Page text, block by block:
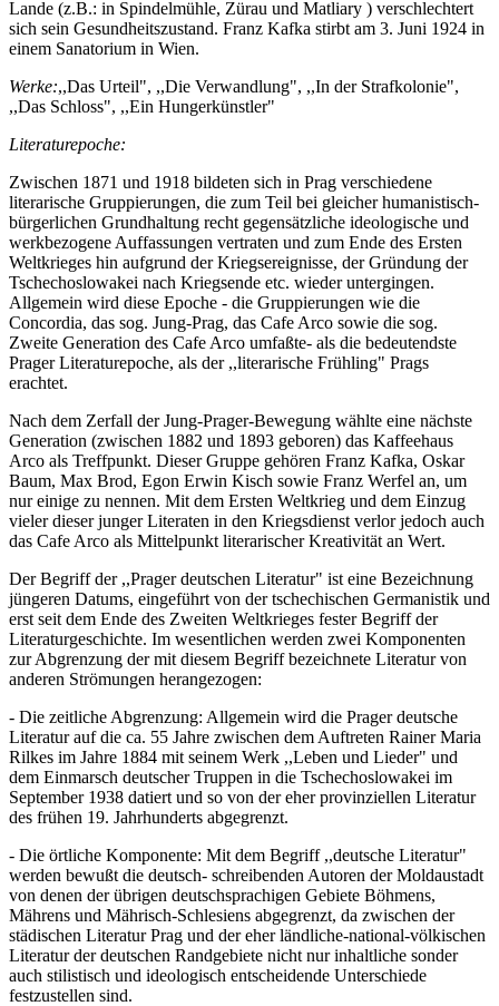
Lande (z.B.: in Spindelmühle, Zürau und Matliary ) verschlechtert
sich sein Gesundheitszustand. Franz Kafka stirbt am 3. Juni 1924 in
einem Sanatorium in Wien.
Werke:,,Das Urteil", ,,Die Verwandlung", ,,In der Strafkolonie",
,,Das Schloss", ,,Ein Hungerkünstler"
Literaturepoche:
Zwischen 1871 und 1918 bildeten sich in Prag verschiedene
literarische Gruppierungen, die zum Teil bei gleicher humanistisch-
bürgerlichen Grundhaltung recht gegensätzliche ideologische und
werkbezogene Auffassungen vertraten und zum Ende des Ersten
Weltkrieges hin aufgrund der Kriegsereignisse, der Gründung der
Tschechoslowakei nach Kriegsende etc. wieder untergingen.
Allgemein wird diese Epoche - die Gruppierungen wie die
Concordia, das sog. Jung-Prag, das Cafe Arco sowie die sog.
Zweite Generation des Cafe Arco umfaßte- als die bedeutendste
Prager Literaturepoche, als der ,,literarische Frühling" Prags
erachtet.
Nach dem Zerfall der Jung-Prager-Bewegung wählte eine nächste
Generation (zwischen 1882 und 1893 geboren) das Kaffeehaus
Arco als Treffpunkt. Dieser Gruppe gehören Franz Kafka, Oskar
Baum, Max Brod, Egon Erwin Kisch sowie Franz Werfel an, um
nur einige zu nennen. Mit dem Ersten Weltkrieg und dem Einzug
vieler dieser junger Literaten in den Kriegsdienst verlor jedoch auch
das Cafe Arco als Mittelpunkt literarischer Kreativität an Wert.
Der Begriff der ,,Prager deutschen Literatur" ist eine Bezeichnung
jüngeren Datums, eingeführt von der tschechischen Germanistik und
erst seit dem Ende des Zweiten Weltkrieges fester Begriff der
Literaturgeschichte. Im wesentlichen werden zwei Komponenten
zur Abgrenzung der mit diesem Begriff bezeichnete Literatur von
anderen Strömungen herangezogen:
- Die zeitliche Abgrenzung: Allgemein wird die Prager deutsche
Literatur auf die ca. 55 Jahre zwischen dem Auftreten Rainer Maria
Rilkes im Jahre 1884 mit seinem Werk ,,Leben und Lieder" und
dem Einmarsch deutscher Truppen in die Tschechoslowakei im
September 1938 datiert und so von der eher provinziellen Literatur
des frühen 19. Jahrhunderts abgegrenzt.
- Die örtliche Komponente: Mit dem Begriff ,,deutsche Literatur"
werden bewußt die deutsch- schreibenden Autoren der Moldaustadt
von denen der übrigen deutschsprachigen Gebiete Böhmens,
Mährens und Mährisch-Schlesiens abgegrenzt, da zwischen der
städischen Literatur Prag und der eher ländliche-national-völkischen
Literatur der deutschen Randgebiete nicht nur inhaltliche sonder
auch stilistisch und ideologisch entscheidende Unterschiede
festzustellen sind.